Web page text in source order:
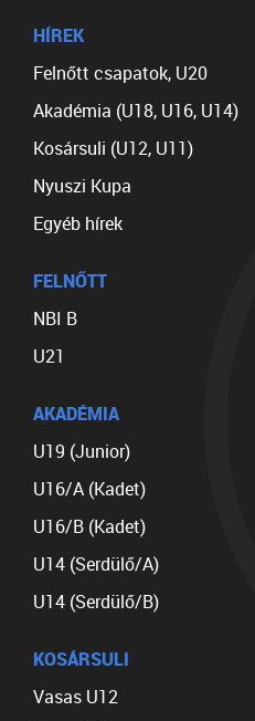
HÍREK
Felnőtt csapatok, U20
Akadémia (U18, U16, U14)
Kosársuli (U12, U11)
Nyuszi Kupa
Egyéb hírek
FELNŐTT
NBI B
U21
AKADÉMIA
U19 (Junior)
U16/A (Kadet)
U16/B (Kadet)
U14 (Serdülő/A)
U14 (Serdülő/B)
KOSÁRSULI
Vasas U12